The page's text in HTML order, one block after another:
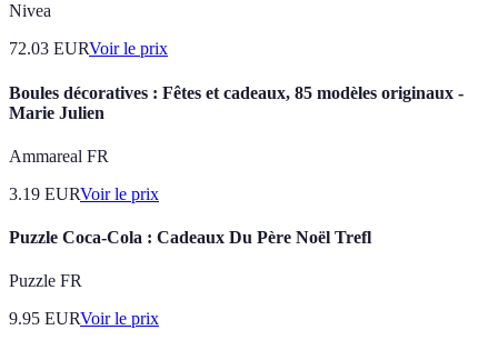
Nivea
72.03 EURVoir le prix
Boules décoratives : Fêtes et cadeaux, 85 modèles originaux -
Marie Julien
Ammareal FR
3.19 EURVoir le prix
Puzzle Coca-Cola : Cadeaux Du Père Noël Trefl
Puzzle FR
9.95 EURVoir le prix